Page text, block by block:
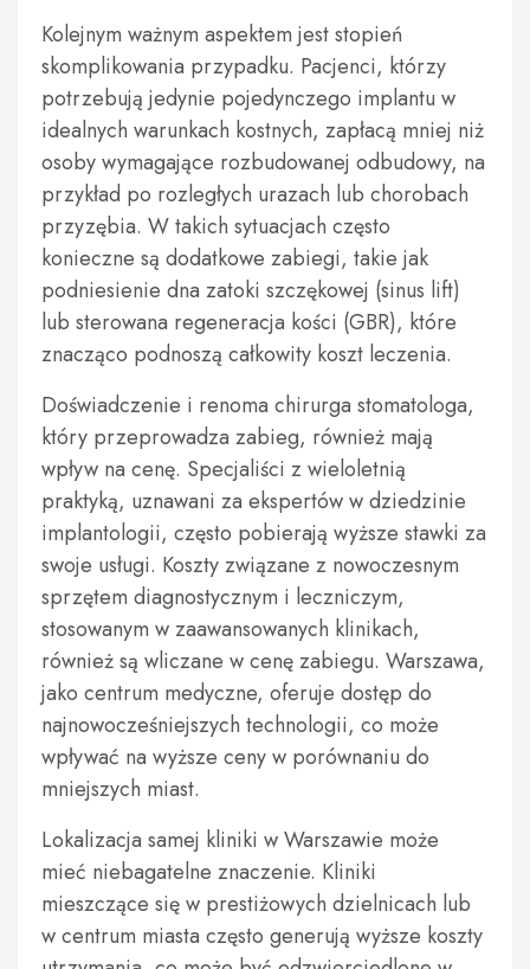
Kolejnym ważnym aspektem jest stopień
skomplikowania przypadku. Pacjenci, którzy
potrzebują jedynie pojedynczego implantu w
idealnych warunkach kostnych, zapłacą mniej niż
osoby wymagające rozbudowanej odbudowy, na
przykład po rozległych urazach lub chorobach
przyzębia. W takich sytuacjach często
konieczne są dodatkowe zabiegi, takie jak
podniesienie dna zatoki szczękowej (sinus lift)
lub sterowana regeneracja kości (GBR), które
znacząco podnoszą całkowity koszt leczenia.
Doświadczenie i renoma chirurga stomatologa,
który przeprowadza zabieg, również mają
wpływ na cenę. Specjaliści z wieloletnią
praktyką, uznawani za ekspertów w dziedzinie
implantologii, często pobierają wyższe stawki za
swoje usługi. Koszty związane z nowoczesnym
sprzętem diagnostycznym i leczniczym,
stosowanym w zaawansowanych klinikach,
również są wliczane w cenę zabiegu. Warszawa,
jako centrum medyczne, oferuje dostęp do
najnowocześniejszych technologii, co może
wpływać na wyższe ceny w porównaniu do
mniejszych miast.
Lokalizacja samej kliniki w Warszawie może
mieć niebagatelne znaczenie. Kliniki
mieszczące się w prestiżowych dzielnicach lub
w centrum miasta często generują wyższe koszty